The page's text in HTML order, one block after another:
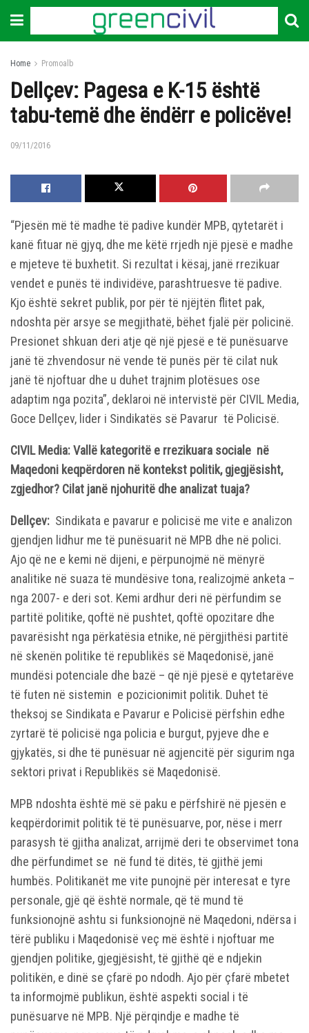
Home Promoalb
Dellçev: Pagesa e K-15 është
tabu-temë dhe ëndërr e policëve!
09/11/2016
“Pjesën më të madhe të padive kundër MPB, qytetarët i
kanë fituar në gjyq, dhe me këtë rrjedh një pjesë e madhe
e mjeteve të buxhetit. Si rezultat i kësaj, janë rrezikuar
vendet e punës të individëve, parashtruesve të padive.
Kjo është sekret publik, por për të njëjtën flitet pak,
ndoshta për arsye se megjithatë, bëhet fjalë për policinë.
Presionet shkuan deri atje që një pjesë e të punësuarve
janë të zhvendosur në vende të punës për të cilat nuk
janë të njoftuar dhe u duhet trajnim plotësues ose
adaptim nga pozita”, deklaroi në intervistë për CIVIL Media,
Goce Dellçev, lider i Sindikatës së Pavarur të Policisë.
CIVIL Media: Vallë kategoritë e rrezikuara sociale në
Maqedoni keqpërdoren në kontekst politik, gjegjësisht,
zgjedhor? Cilat janë njohuritë dhe analizat tuaja?
Dellçev: Sindikata e pavarur e policisë me vite e analizon
gjendjen lidhur me të punësuarit në MPB dhe në polici.
Ajo që ne e kemi në dijeni, e përpunojmë në mënyrë
analitike në suaza të mundësive tona, realizojmë anketa –
nga 2007- e deri sot. Kemi ardhur deri në përfundim se
partitë politike, qoftë në pushtet, qoftë opozitare dhe
pavarësisht nga përkatësia etnike, në përgjithësi partitë
në skenën politike të republikës së Maqedonisë, janë
mundësi potenciale dhe bazë – që një pjesë e qytetarëve
të futen në sistemin e pozicionimit politik. Duhet të
theksoj se Sindikata e Pavarur e Policisë përfshin edhe
zyrtarë të policisë nga policia e burgut, pyjeve dhe e
gjykatës, si dhe të punësuar në agjencitë për sigurim nga
sektori privat i Republikës së Maqedonisë.
MPB ndoshta është më së paku e përfshirë në pjesën e
keqpërdorimit politik të të punësuarve, por, nëse i merr
parasysh të gjitha analizat, arrijmë deri te observimet tona
dhe përfundimet se në fund të ditës, të gjithë jemi
humbës. Politikanët me vite punojnë për interesat e tyre
personale, gjë që është normale, që të mund të
funksionojnë ashtu si funksionojnë në Maqedoni, ndërsa i
tërë publiku i Maqedonisë veç më është i njoftuar me
gjendjen politike, gjegjësisht, të gjithë që e ndjekin
politikën, e dinë se çfarë po ndodh. Ajo për çfarë mbetet
ta informojmë publikun, është aspekti social i të
punësuarve në MPB. Një përqindje e madhe të